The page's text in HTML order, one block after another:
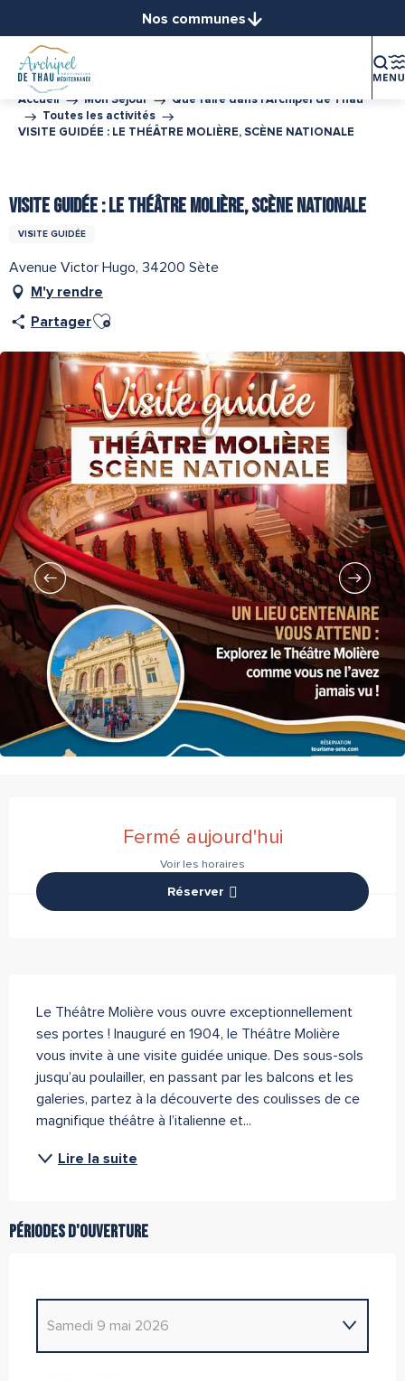
contenu
principal
Nos communes
Bouzigues
Frontignan
Marseillan
Montbazin
Villeveyrac
Accueil Mon Séjour
Que faire dans l’Archipel de Thau
Toutes les activités
VISITE GUIDÉE : LE THÉÂTRE MOLIÈRE, SCÈNE NATIONALE
VISITE GUIDÉE : LE THÉÂTRE MOLIÈRE, SCÈNE NATIONALE
VISITE GUIDÉE
Avenue Victor Hugo, 34200 Sète
M'y rendre
PartagerAjouter aux favoris
Ouverture et coordonnées
Fermé aujourd'hui
Voir les horaires
Réserver
Description
Le Théâtre Molière vous ouvre exceptionnellement
ses portes ! Inauguré en 1904, le Théâtre Molière
vous invite à une visite guidée unique. Des sous-sols
jusqu’au poulailler, en passant par les balcons et les
galeries, partez à la découverte des coulisses de ce
magnifique théâtre à l’italienne et...
Lire la suite
Périodes d'ouverture
Samedi 9 mai 2026